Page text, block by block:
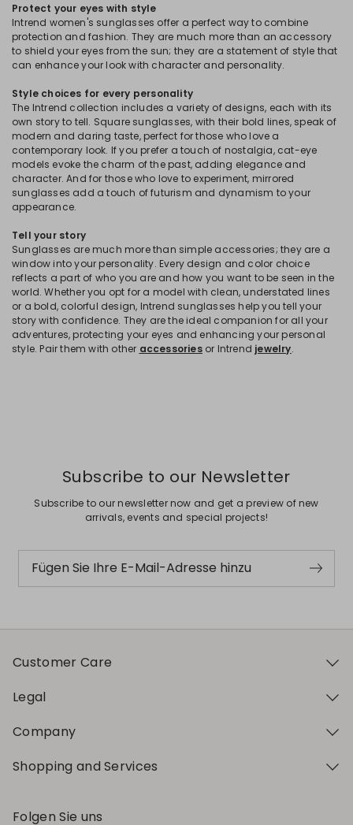
Protect your eyes with style
Intrend women's sunglasses offer a perfect way to combine
protection and fashion. They are much more than an accessory
to shield your eyes from the sun; they are a statement of style that
can enhance your look with character and personality.
Style choices for every personality
The Intrend collection includes a variety of designs, each with its
own story to tell. Square sunglasses, with their bold lines, speak of
modern and daring taste, perfect for those who love a
contemporary look. If you prefer a touch of nostalgia, cat-eye
models evoke the charm of the past, adding elegance and
character. And for those who love to experiment, mirrored
sunglasses add a touch of futurism and dynamism to your
appearance.
Tell your story
Sunglasses are much more than simple accessories; they are a
window into your personality. Every design and color choice
reflects a part of who you are and how you want to be seen in the
world. Whether you opt for a model with clean, understated lines
or a bold, colorful design, Intrend sunglasses help you tell your
story with confidence. They are the ideal companion for all your
adventures, protecting your eyes and enhancing your personal
style. Pair them with other accessoriesor Intrend jewelry.
Subscribe to our Newsletter
Subscribe to our newsletter now and get a preview of new
arrivals, events and special projects!
Fügen Sie Ihre E-Mail-Adresse hinzu
Customer Care
Legal
Company
Shopping and Services
Folgen Sie uns